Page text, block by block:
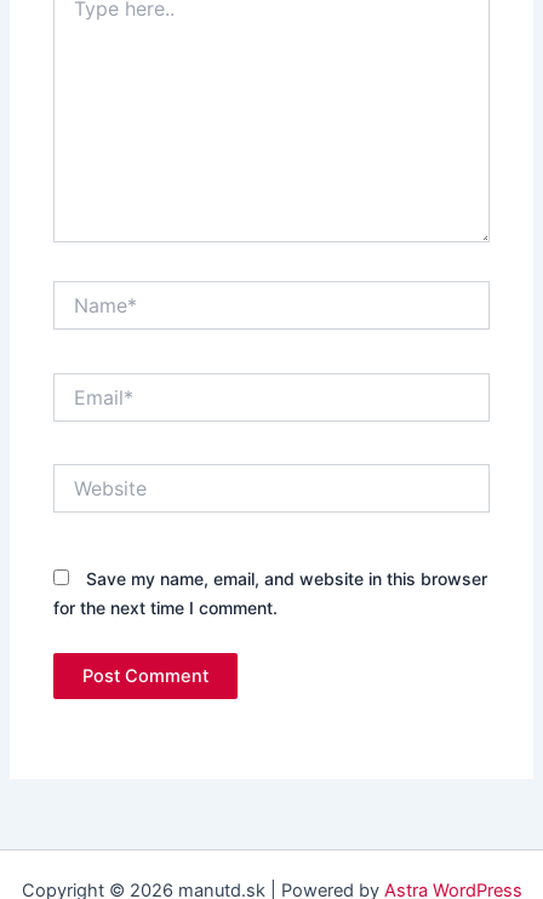
here..
Save my name, email, and website in this browser
for the next time I comment.
Copyright © 2026 manutd.sk | Powered by Astra WordPress